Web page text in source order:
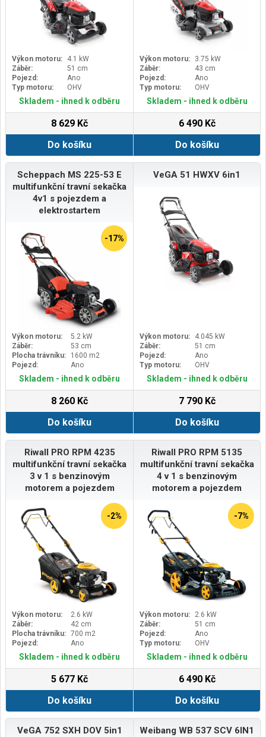
Výkon motoru:
4.1 kW
Záběr:
51 cm
Pojezd:
Ano
Typ motoru:
OHV
Skladem - ihned k odběru
8 629 Kč
Do košíku
Výkon motoru:
3.75 kW
Záběr:
43 cm
Pojezd:
Ano
Typ motoru:
OHV
Skladem - ihned k odběru
6 490 Kč
Do košíku
Scheppach MS 225-53 E
multifunkční travní sekačka
4v1 s pojezdem a
elektrostartem
-17%
Výkon motoru:
5.2 kW
Záběr:
53 cm
Plocha trávníku:
1600 m2
Pojezd:
Ano
Skladem - ihned k odběru
8 260 Kč
Do košíku
VeGA 51 HWXV 6in1
Výkon motoru:
4.045 kW
Záběr:
51 cm
Pojezd:
Ano
Typ motoru:
OHV
Skladem - ihned k odběru
7 790 Kč
Do košíku
Riwall PRO RPM 4235
multifunkční travní sekačka
3 v 1 s benzinovým
motorem a pojezdem
-2%
Výkon motoru:
2.6 kW
Záběr:
42 cm
Plocha trávníku: 700 m2
Pojezd:
Ano
Skladem - ihned k odběru
5 677 Kč
Do košíku
Riwall PRO RPM 5135
multifunkční travní sekačka
4 v 1 s benzinovým
motorem a pojezdem
-7%
Výkon motoru:
2.6 kW
Záběr:
51 cm
Pojezd:
Ano
Typ motoru:
OHV
Skladem - ihned k odběru
6 490 Kč
Do košíku
VeGA 752 SXH DOV 5in1 Weibang WB 537 SCV 6IN1